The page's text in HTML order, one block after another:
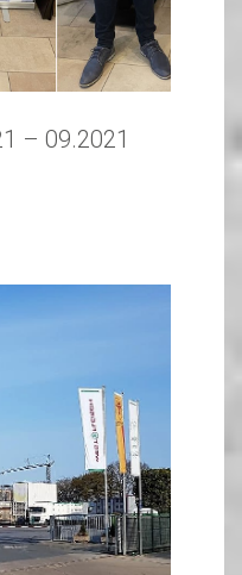
– 09.2021